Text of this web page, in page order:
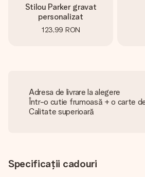
Stilou Parker gravat
personalizat
123,99 RON
Adresa de livrare la alegere
Într-o cutie frumoasă + o carte
Calitate superioară
Specificații cadouri